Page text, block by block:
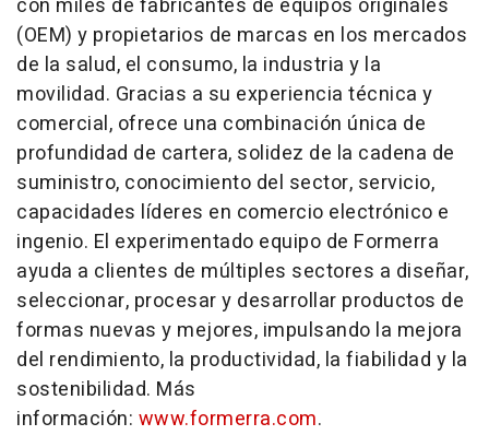
(OEM) y propietarios de marcas en los mercados
de la salud, el consumo, la industria y la
movilidad. Gracias a su experiencia técnica y
comercial, ofrece una combinación única de
profundidad de cartera, solidez de la cadena de
suministro, conocimiento del sector, servicio,
capacidades líderes en comercio electrónico e
ingenio. El experimentado equipo de Formerra
ayuda a clientes de múltiples sectores a diseñar,
seleccionar, procesar y desarrollar productos de
formas nuevas y mejores, impulsando la mejora
del rendimiento, la productividad, la fiabilidad y la
sostenibilidad. Más
información: www.formerra.com.